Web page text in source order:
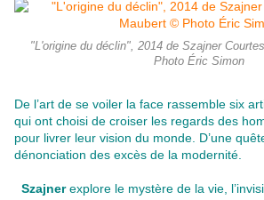
"L'origine du déclin", 2014 de Szajner
Photo Éric Simon
De l’art de se voiler la face rassemble six
qui ont choisi de croiser les regards des
pour livrer leur vision du monde. D’une
dénonciation des excès de la modernité.
Szajnerexplore le mystère de la vie,